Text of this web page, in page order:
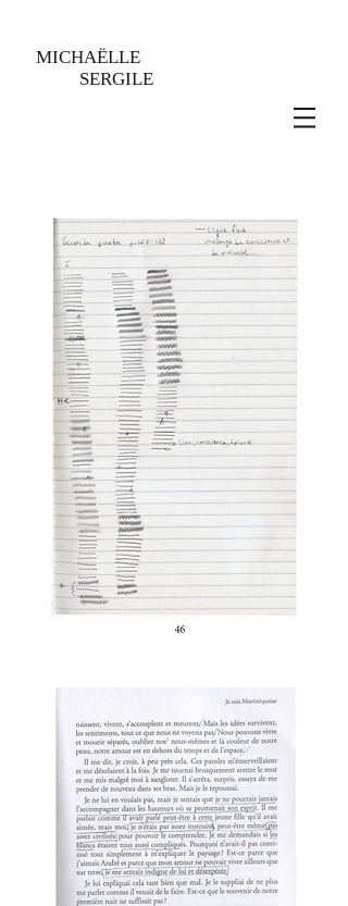
MICHAËLLE
SERGILE